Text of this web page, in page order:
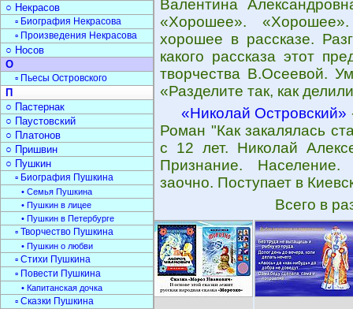
Валентина
«Хорошее».
хорошее в рассказе.
какого рассказа этот
творчества В.Осеевой.
«Разделите так, как
«Николай Островский»
Роман "Как закалялась
с 12 лет. Николай
Признание.
заочно. Поступает в
Всего в
○ Некрасов
▫ Биография Некрасова
▫ Произведения Некрасова
○ Носов
О
▫ Пьесы Островского
П
○ Пастернак
○ Паустовский
○ Платонов
○ Пришвин
○ Пушкин
▫ Биография Пушкина
• Семья Пушкина
• Пушкин в лицее
• Пушкин в Петербурге
▫ Творчество Пушкина
• Пушкин о любви
▫ Стихи Пушкина
▫ Повести Пушкина
• Капитанская дочка
▫ Сказки Пушкина